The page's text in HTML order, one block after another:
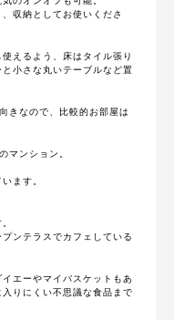
収納としてお使いくださ
えるよう、床はタイル張り
小さな丸いテーブルなど置
きなので、比較的お部屋は
マンション。
ます。
ンテラスでカフェしている
エーやマイバスケットもあ
りにくい不思議な食品まで